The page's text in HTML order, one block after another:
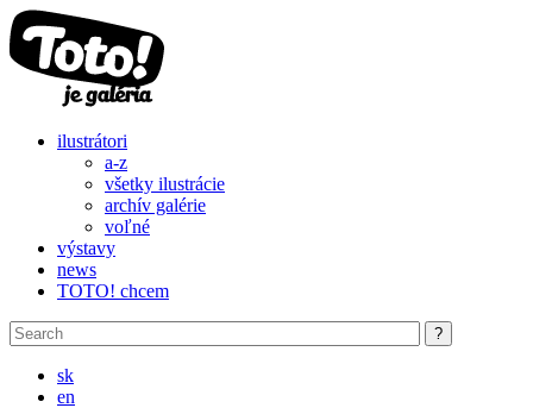
Skip to main content
ilustrátori
a-z
všetky ilustrácie
archív galérie
voľné
výstavy
news
TOTO! chcem
sk
en